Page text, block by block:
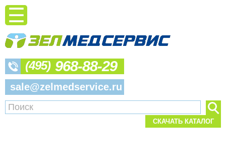
(495) 968-88-29
sale@zelmedservice.ru
СКАЧАТЬ КАТАЛОГ